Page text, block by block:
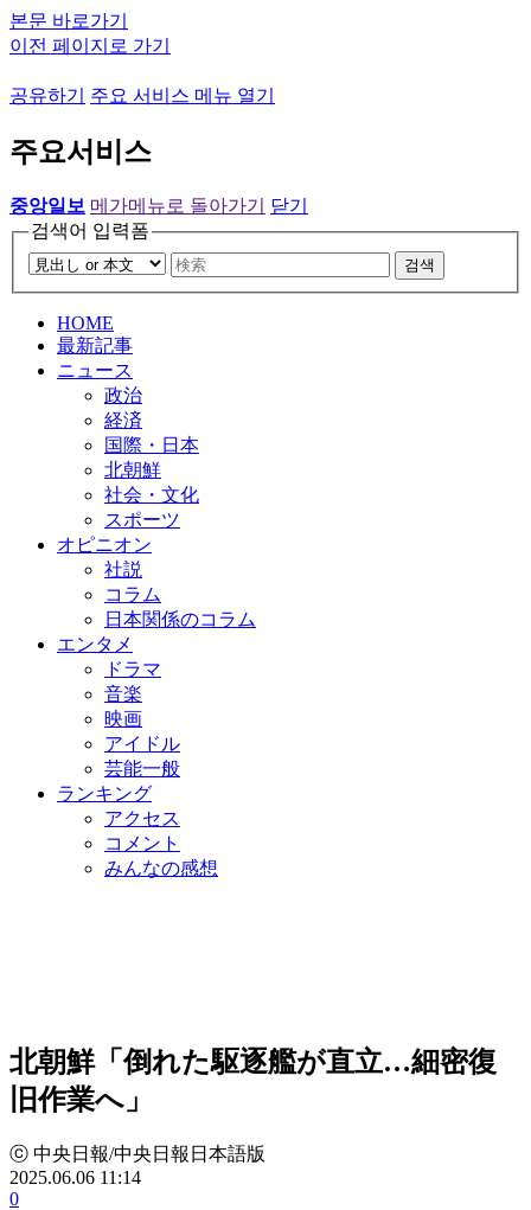
본문 바로가기
이전 페이지로 가기
공유하기 주요 서비스 메뉴 열기
주요서비스
중앙일보 메가메뉴로 돌아가기
닫기
검색어 입력폼
검색
HOME
最新記事
ニュース
政治
経済
国際・日本
北朝鮮
社会・文化
スポーツ
オピニオン
社説
コラム
日本関係のコラム
エンタメ
ドラマ
音楽
映画
アイドル
芸能一般
ランキング
アクセス
コメント
みんなの感想
北朝鮮「倒れた駆逐艦が直立…細密復
旧作業へ」
ⓒ 中央日報/中央日報日本語版
2025.06.06 11:14
0